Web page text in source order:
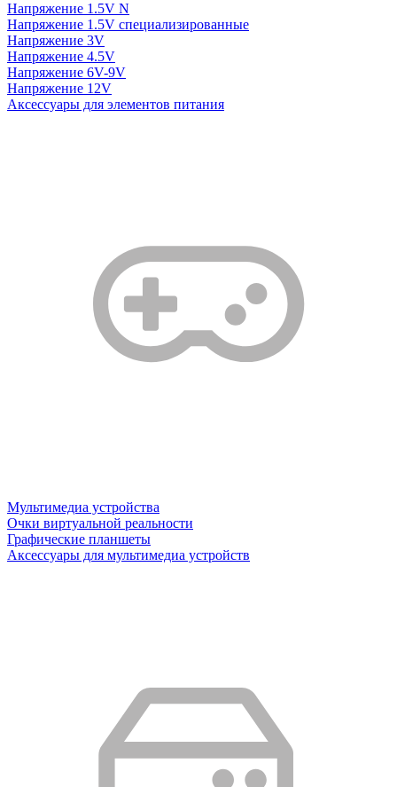
Напряжение 1.5V N
Напряжение 1.5V специализированные
Напряжение 3V
Напряжение 4.5V
Напряжение 6V-9V
Напряжение 12V
Аксессуары для элементов питания
Мультимедиа устройства
Очки виртуальной реальности
Графические планшеты
Аксессуары для мультимедиа устройств